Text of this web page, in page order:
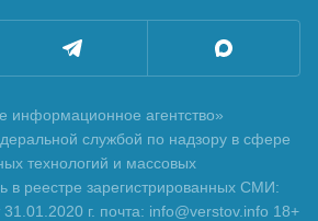
информационное агентство»
службой по надзору в сфере
технологий и массовых
в реестре зарегистрированных СМИ:
г. почта: info@verstov.info 18+